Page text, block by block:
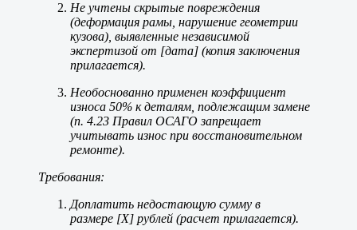
Не учтены скрытые повреждения
(деформация рамы, нарушение геометрии
кузова), выявленные независимой
экспертизой от [дата] (копия заключения
прилагается).
Необоснованно применен коэффициент
износа 50% к деталям, подлежащим замене
(п. 4.23 Правил ОСАГО запрещает
учитывать износ при восстановительном
ремонте).
Требования:
Доплатить недостающую сумму в
размере [Х] рублей (расчет прилагается).